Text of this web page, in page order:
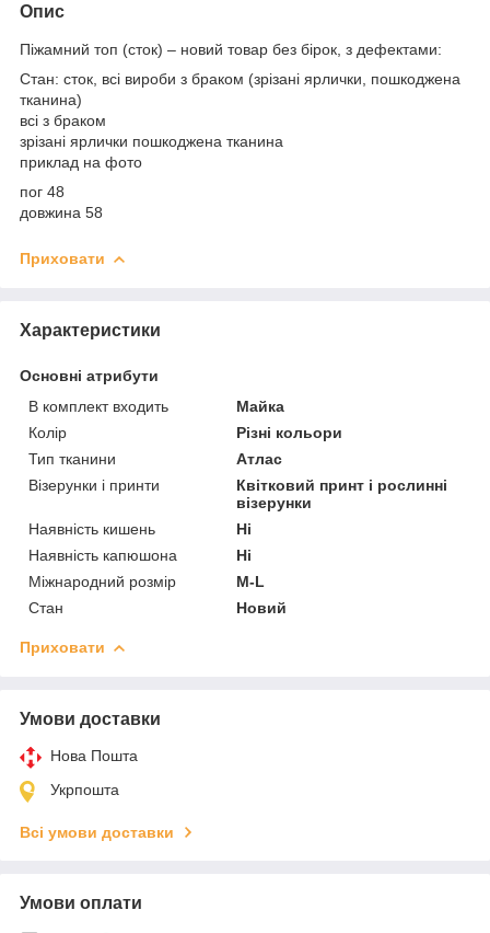
Опис
Піжамний топ (сток) – новий товар без бірок, з дефектами:
Стан: сток, всі вироби з браком (зрізані ярлички, пошкоджена
тканина)
всі з браком
зрізані ярлички пошкоджена тканина
приклад на фото
пог 48
довжина 58
Приховати
Характеристики
Основні атрибути
В комплект входить
Майка
Колір
Різні кольори
Тип тканини
Атлас
Візерунки і принти
Квітковий принт і рослинні
візерунки
Наявність кишень
Ні
Наявність капюшона
Ні
Міжнародний розмір
M-L
Стан
Новий
Приховати
Умови доставки
Нова Пошта
Укрпошта
Всі умови доставки
Умови оплати